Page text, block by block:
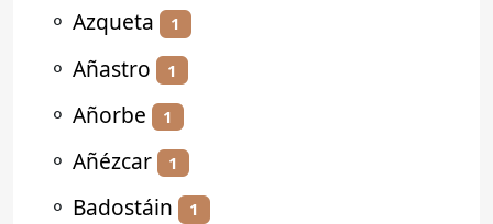
⚬ Azqueta 1
⚬ Añastro 1
⚬ Añorbe 1
⚬ Añézcar 1
⚬ Badostáin 1